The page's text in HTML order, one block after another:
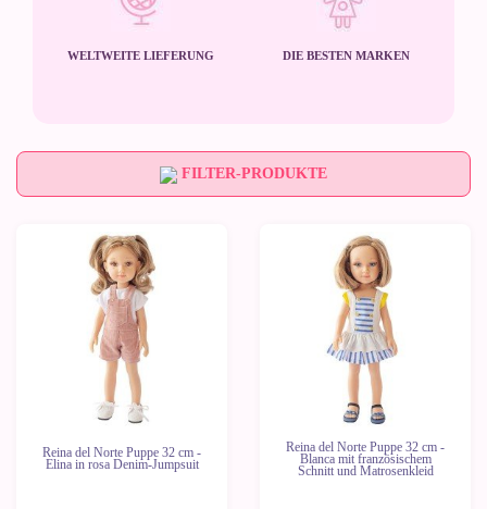
WELTWEITE LIEFERUNG DIE BESTEN MARKEN
FILTER-PRODUKTE
Reina del Norte Puppe 32 cm -
Elina in rosa Denim-Jumpsuit
Reina del Norte Puppe 32 cm -
Blanca mit französischem
Schnitt und Matrosenkleid